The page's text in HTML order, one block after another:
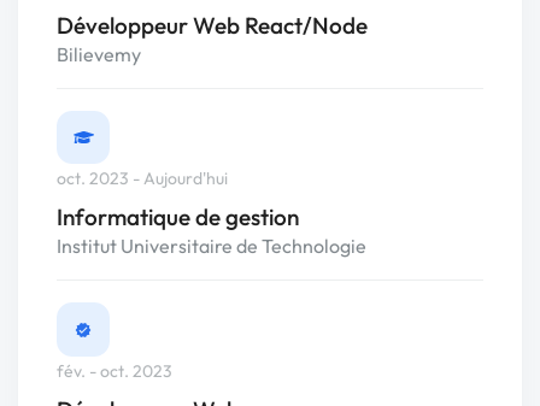
Développeur Web React/Node
Bilievemy
oct. 2023 - Aujourd'hui
Informatique de gestion
Institut Universitaire de Technologie
fév. - oct. 2023